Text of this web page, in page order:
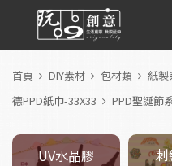
首頁 DIY素材 包材類 紙製
德PPD紙巾-33X33
PPD聖誕節
UV水晶膠